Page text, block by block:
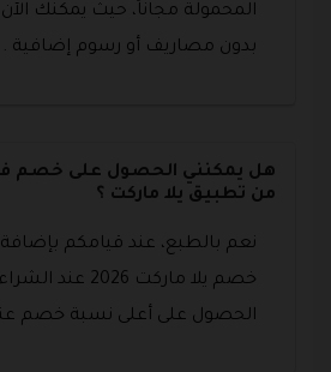
المحمولة مجاناً، حيث يمكنك الآن
بدون مصاريف أو رسوم إضافية .
هل يمكنني الحصول على خصم
من تطبيق يلا ماركت ؟
نعم بالطبع، عند قيامكم
خصم يلا ماركت
الحصول على أعلى نسبة خصم